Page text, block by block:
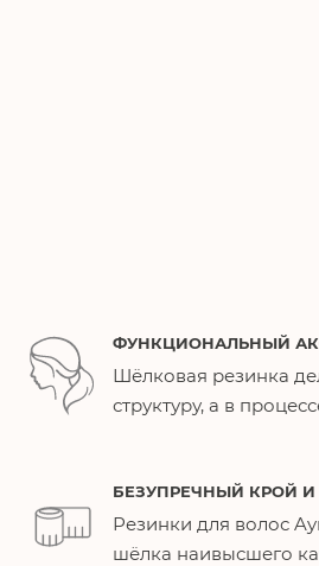
ФУНКЦИОНАЛЬНЫЙ
Шёлковая резинка
структуру, а в
БЕЗУПРЕЧНЫЙ КРОЙ И
Резинки для волос
шёлка наивысшего